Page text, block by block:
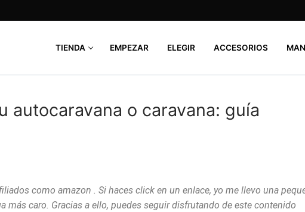
TIENDA EMPEZAR ELEGIR ACCESORIOS
autocaravana o caravana: guía
como amazon . Si haces click en un enlace, yo me llevo una
más caro. Gracias a ello, puedes seguir disfrutando de este contenido